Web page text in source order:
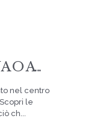
O A...
nel centro
le
ch...